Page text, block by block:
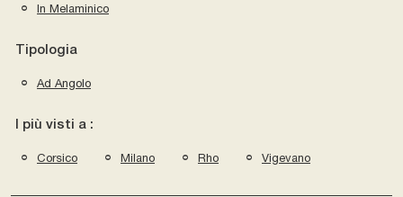
In Melaminico
Tipologia
Ad Angolo
I più visti a :
Corsico Milano Rho Vigevano